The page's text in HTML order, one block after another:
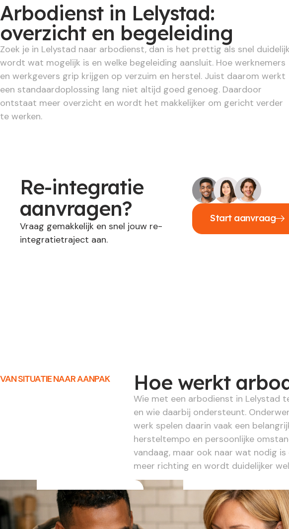
Arbodienst in Lelystad:
overzicht en begeleiding
Zoek je in Lelystad naar arbodienst, dan is het prettig als snel duidelijk
wordt wat mogelijk is en welke begeleiding aansluit. Hoe werknemers
en werkgevers grip krijgen op verzuim en herstel. Juist daarom werkt
een standaardoplossing lang niet altijd goed genoeg. Daardoor
ontstaat meer overzicht en wordt het makkelijker om gericht verder
te werken.
Re-integratie
aanvragen?
Vraag gemakkelijk en snel jouw re-
integratietraject aan.
Start aanvraag
VAN SITUATIE NAAR AANPAK Hoe werkt
Wie met een arbodienst in Lelystad
en wie daarbij ondersteunt.
werk spelen daarin vaak een
hersteltempo en persoonlijke
vandaag, maar ook naar wat nodig
meer richting en wordt duidelijker